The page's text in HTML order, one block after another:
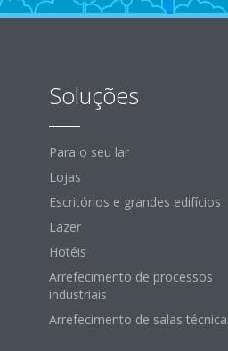
Soluções
Para o seu lar
Lojas
Escritórios e grandes edifícios
Lazer
Hotéis
Arrefecimento de processos
industriais
Arrefecimento de salas